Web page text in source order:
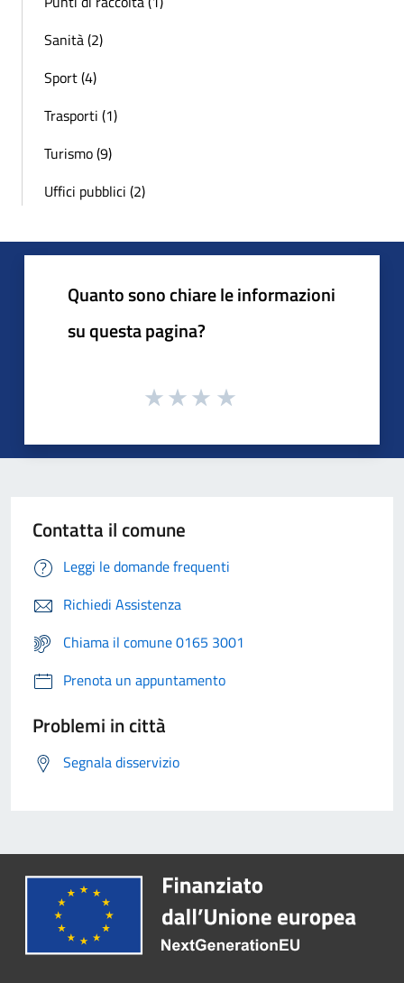
Sanità (2)
Sport (4)
Trasporti (1)
Turismo (9)
Uffici pubblici (2)
Quanto sono chiare le informazioni
su questa pagina?
Contatta il comune
Leggi le domande frequenti
Richiedi Assistenza
Chiama il comune 0165 3001
Prenota un appuntamento
Problemi in città
Segnala disservizio